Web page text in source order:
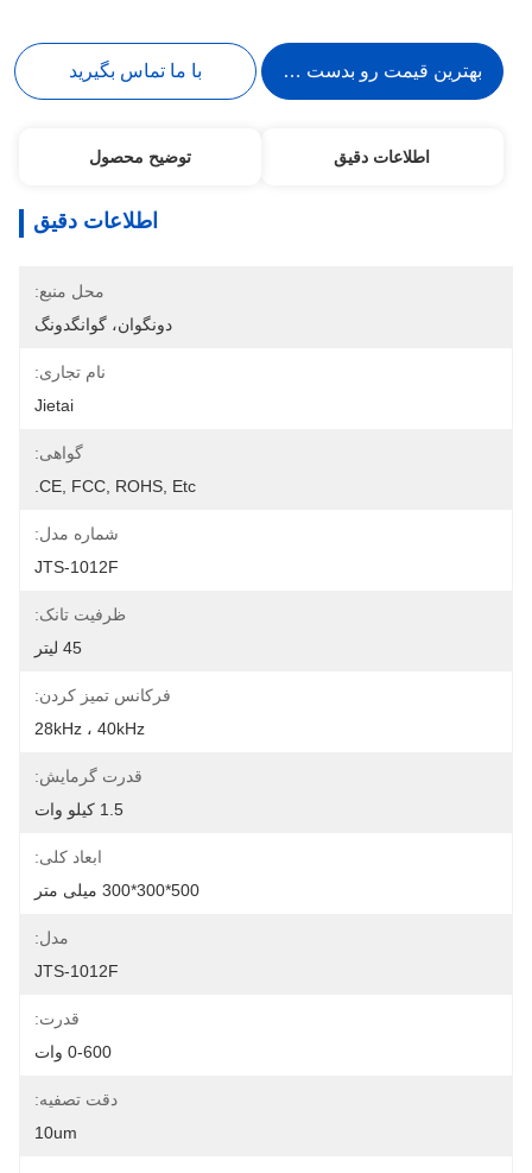
بهترین قیمت رو بدست بیار با ما تماس بگیرید
اطلاعات دقیق توضیح محصول
اطلاعات دقیق
محل منبع:
دونگوان، گوانگدونگ
نام تجاری:
Jietai
گواهی:
CE, FCC, ROHS, Etc.
شماره مدل:
JTS-1012F
ظرفیت تانک:
45 لیتر
فرکانس تمیز کردن:
28kHz ، 40kHz
قدرت گرمایش:
1.5 کیلو وات
ابعاد کلی:
500*300*300 میلی متر
مدل:
JTS-1012F
قدرت:
0-600 وات
دقت تصفیه:
10um